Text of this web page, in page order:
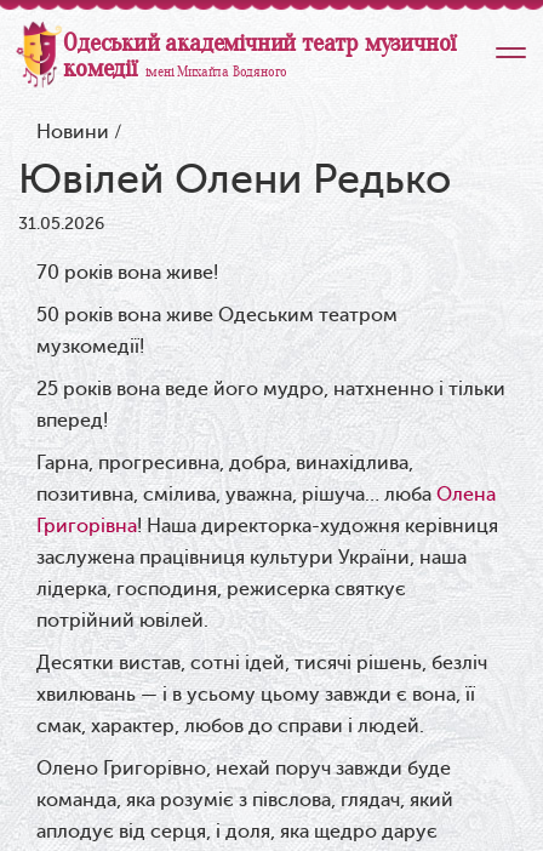
Одеський академічний театр музичної
комедії імені Михайла Водяного
Новини /
Ювілей Олени Редько
31.05.2026
70 років вона живе!
50 років вона живе Одеським театром
музкомедії!
25 років вона веде його мудро, натхненно і тільки
вперед!
Гарна, прогресивна, добра, винахідлива,
позитивна, смілива, уважна, рішуча… любаОлена
Григорівна! Наша директорка-художня керівниця
заслужена працівниця культури України, наша
лідерка, господиня, режисерка святкує
потрійний ювілей.
Десятки вистав, сотні ідей, тисячі рішень, безліч
хвилювань — і в усьому цьому завжди є вона, її
смак, характер, любов до справи і людей.
Олено Григорівно, нехай поруч завжди буде
команда, яка розуміє з півслова, глядач, який
аплодує від серця, і доля, яка щедро дарує